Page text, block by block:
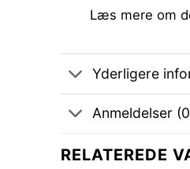
Læs mere om
Yderligere
Anmeldelser
RELATEREDE